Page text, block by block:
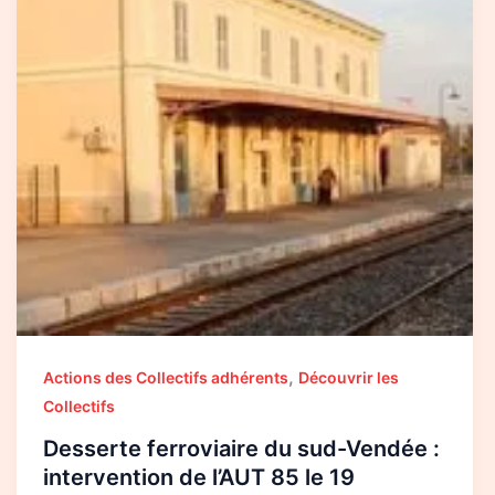
Actions des Collectifs adhérents, Découvrir les
Collectifs
Desserte ferroviaire du sud-Vendée :
intervention de l’AUT 85 le 19